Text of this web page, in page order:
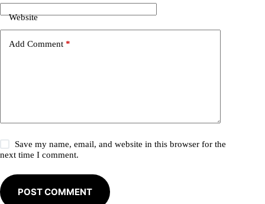
Website
Add Comment *
Save my name, email, and website in this browser for the
next time I comment.
POST COMMENT
t
i